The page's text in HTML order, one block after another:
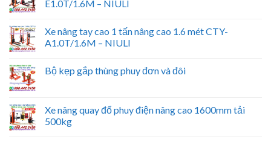
E1.0T/1.6M – NIULI
Xe nâng tay cao 1 tấn nâng cao 1.6 mét CTY-
A1.0T/1.6M – NIULI
Bộ kẹp gắp thùng phuy đơn và đôi
Xe nâng quay đổ phuy điện nâng cao 1600mm tải
500kg